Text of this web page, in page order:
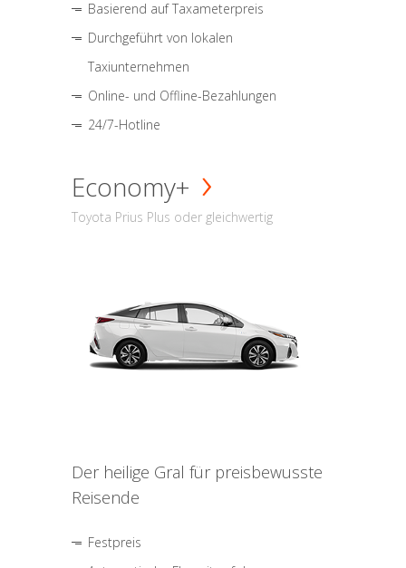
Basierend auf Taxameterpreis
Durchgeführt von lokalen
Taxiunternehmen
Online- und Offline-Bezahlungen
24/7-Hotline
Economy+
Toyota Prius Plus oder gleichwertig
Der heilige Gral für preisbewusste
Reisende
Festpreis